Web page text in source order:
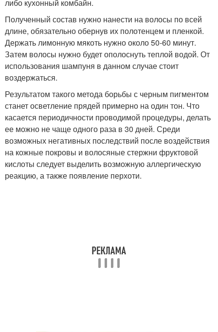
либо кухонный комбайн.
Полученный состав нужно нанести на волосы по всей
длине, обязательно обернув их полотенцем и пленкой.
Держать лимонную мякоть нужно около 50-60 минут.
Затем волосы нужно будет ополоснуть теплой водой. От
использования шампуня в данном случае стоит
воздержаться.
Результатом такого метода борьбы с черным пигментом
станет осветление прядей примерно на один тон. Что
касается периодичности проводимой процедуры, делать
ее можно не чаще одного раза в 30 дней. Среди
возможных негативных последствий после воздействия
на кожные покровы и волосяные стержни фруктовой
кислоты следует выделить возможную аллергическую
реакцию, а также появление перхоти.